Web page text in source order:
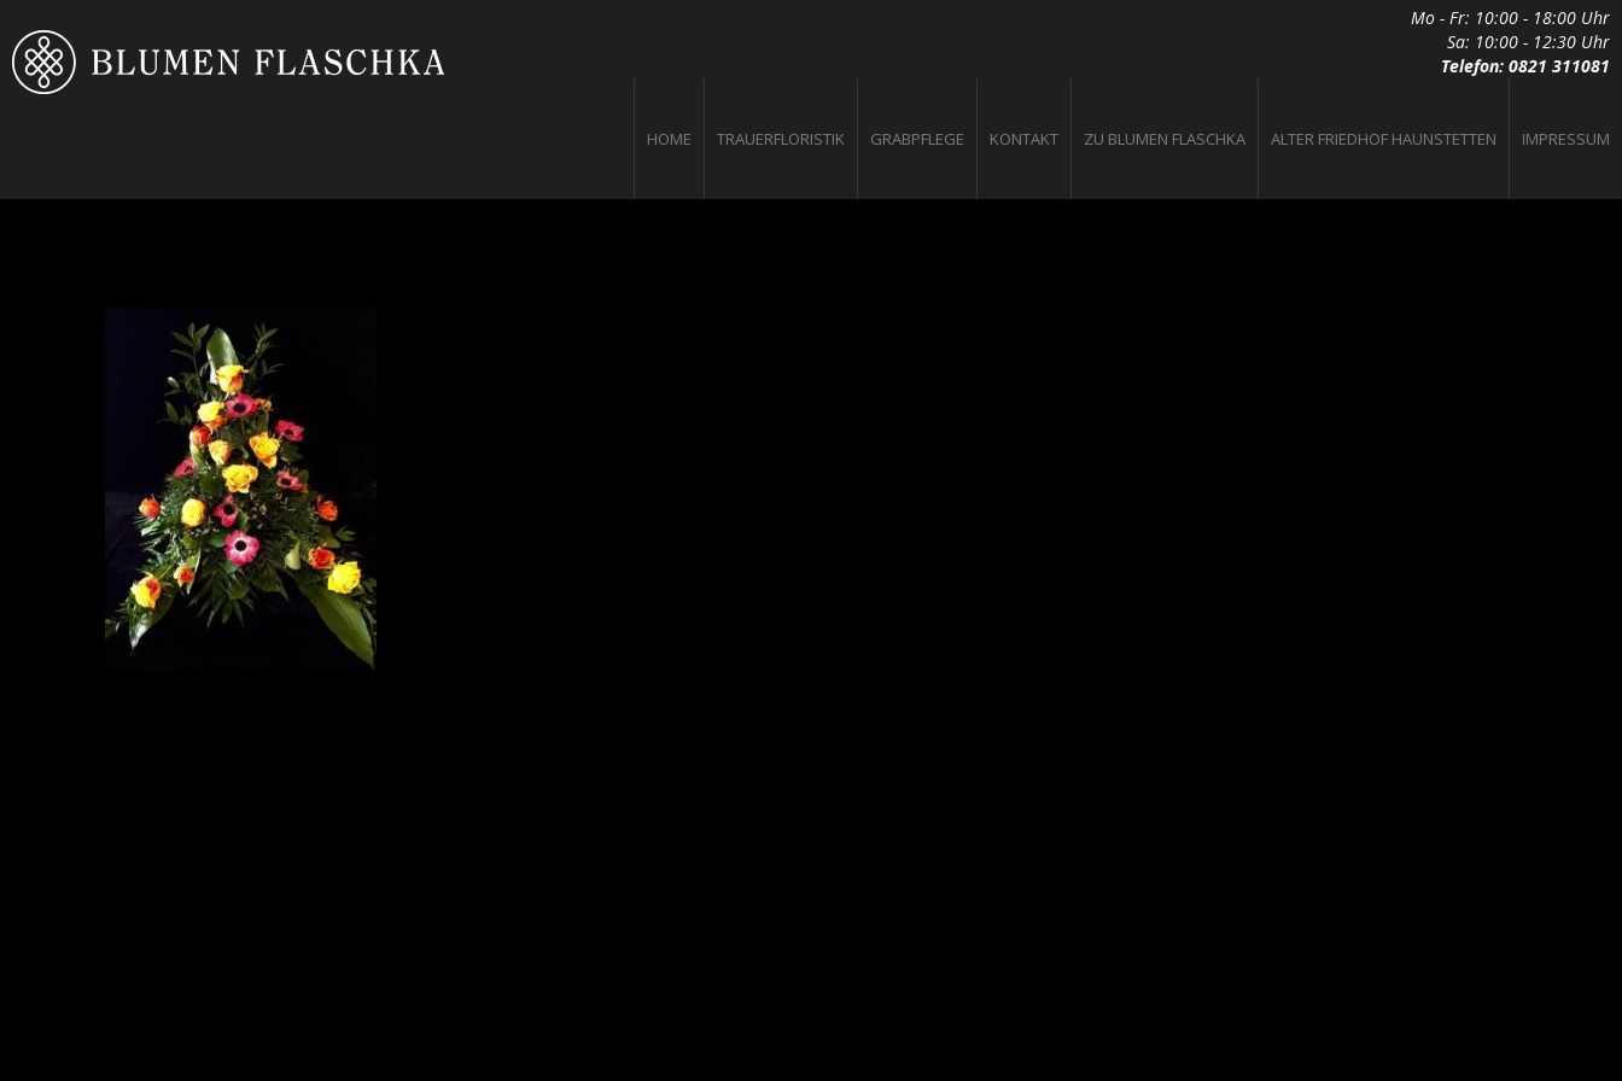
Mo - Fr: 10:00 - 18:00 Uhr
Sa: 10:00 - 12:30 Uhr
Telefon: 0821 311081
HOME TRAUERFLORISTIK GRABPFLEGE KONTAKT ZU BLUMEN FLASCHKA ALTER FRIEDHOF HAUNSTETTEN IMPRESSUM